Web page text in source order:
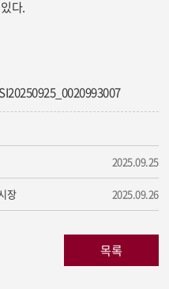
다.
2025.09.25
장 2025.09.26
목록